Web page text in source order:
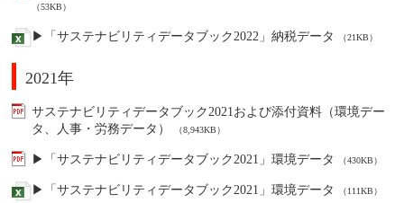
（53KB）
▶「サステナビリティデータブック2022」納税データ （21KB）
2021年
サステナビリティデータブック2021および添付資料（環境デー
タ、人事・労務データ）
（8,943KB）
▶「サステナビリティデータブック2021」環境データ （430KB）
▶「サステナビリティデータブック2021」環境データ （111KB）